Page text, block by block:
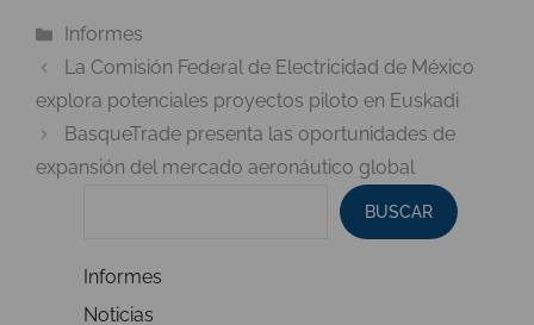
Categorías
Informes
La Comisión Federal de Electricidad de México
explora potenciales proyectos piloto en Euskadi
BasqueTrade presenta las oportunidades de
expansión del mercado aeronáutico global
BUSCAR
Informes
Noticias